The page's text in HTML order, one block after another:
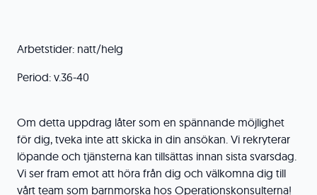
Arbetstider: natt/helg
Period: v.36-40
Om detta uppdrag låter som en spännande möjlighet
för dig, tveka inte att skicka in din ansökan. Vi rekryterar
löpande och tjänsterna kan tillsättas innan sista svarsdag.
Vi ser fram emot att höra från dig och välkomna dig till
vårt team som barnmorska hos Operationskonsulterna!